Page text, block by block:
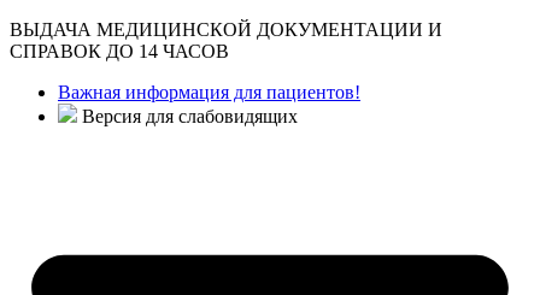
ВЫДАЧА МЕДИЦИНСКОЙ ДОКУМЕНТАЦИИ И
СПРАВОК ДО 14 ЧАСОВ
Важная информация для пациентов!
Версия для слабовидящих